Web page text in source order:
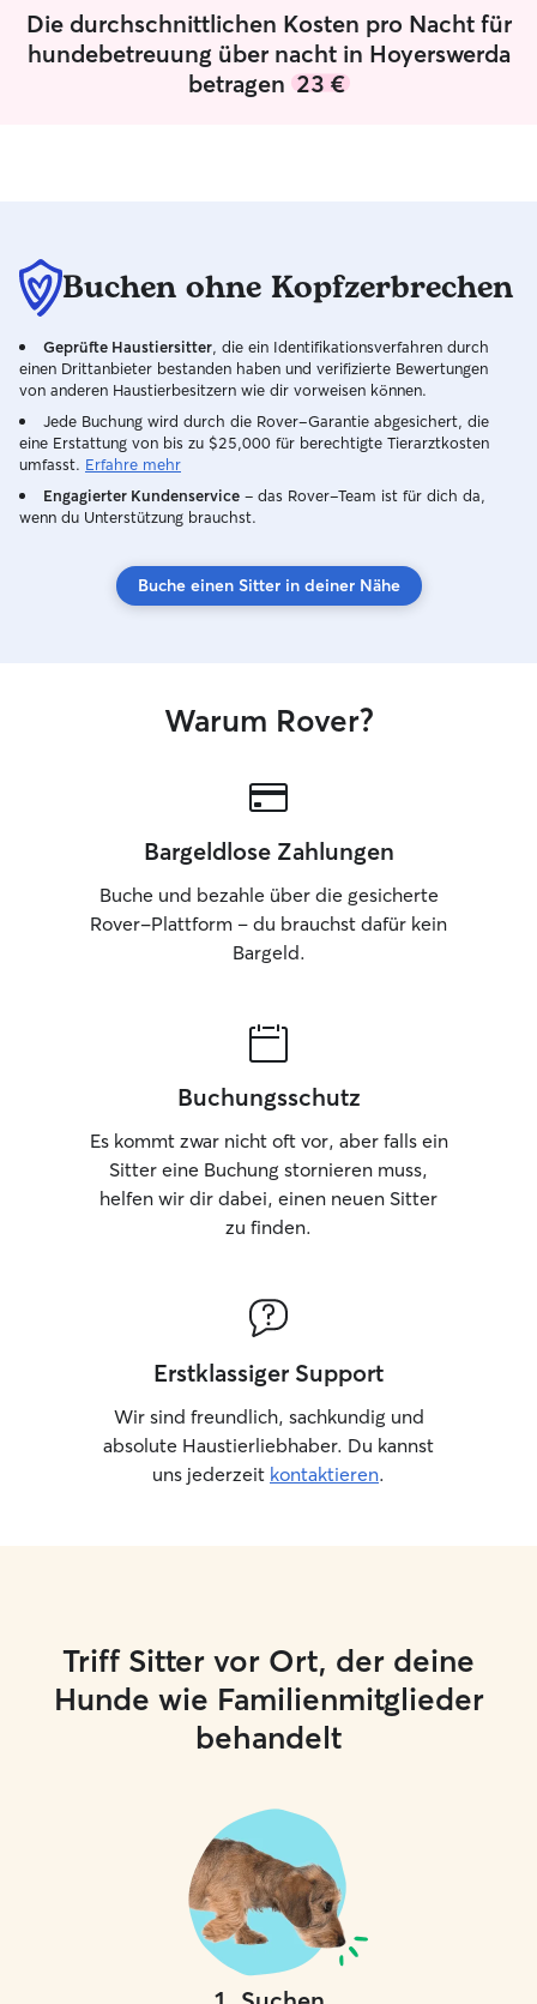
love and
and warm
Die durchschnittlichen Kosten pro Nacht für
hundebetreuung über nacht in Hoyerswerda
betragen 23 €
Buchen ohne Kopfzerbrechen
Geprüfte Haustiersitter , die ein Identifikationsverfahren durch
einen Drittanbieter bestanden haben und verifizierte Bewertungen
von anderen Haustierbesitzern wie dir vorweisen können.
Jede Buchung wird durch die Rover-Garantie abgesichert, die
eine Erstattung von bis zu $25,000 für berechtigte Tierarztkosten
umfasst. Erfahre mehr
Engagierter Kundenservice – das Rover-Team ist für dich da,
wenn du Unterstützung brauchst.
Buche einen Sitter in deiner Nähe
Warum Rover?
Bargeldlose Zahlungen
Buche und bezahle über die gesicherte
Rover-Plattform – du brauchst dafür kein
Bargeld.
Buchungsschutz
Es kommt zwar nicht oft vor, aber falls ein
Sitter eine Buchung stornieren muss,
helfen wir dir dabei, einen neuen Sitter
zu finden.
Erstklassiger Support
Wir sind freundlich, sachkundig und
absolute Haustierliebhaber. Du kannst
uns jederzeit kontaktieren.
Triff Sitter vor Ort, der deine
Hunde wie Familienmitglieder
behandelt